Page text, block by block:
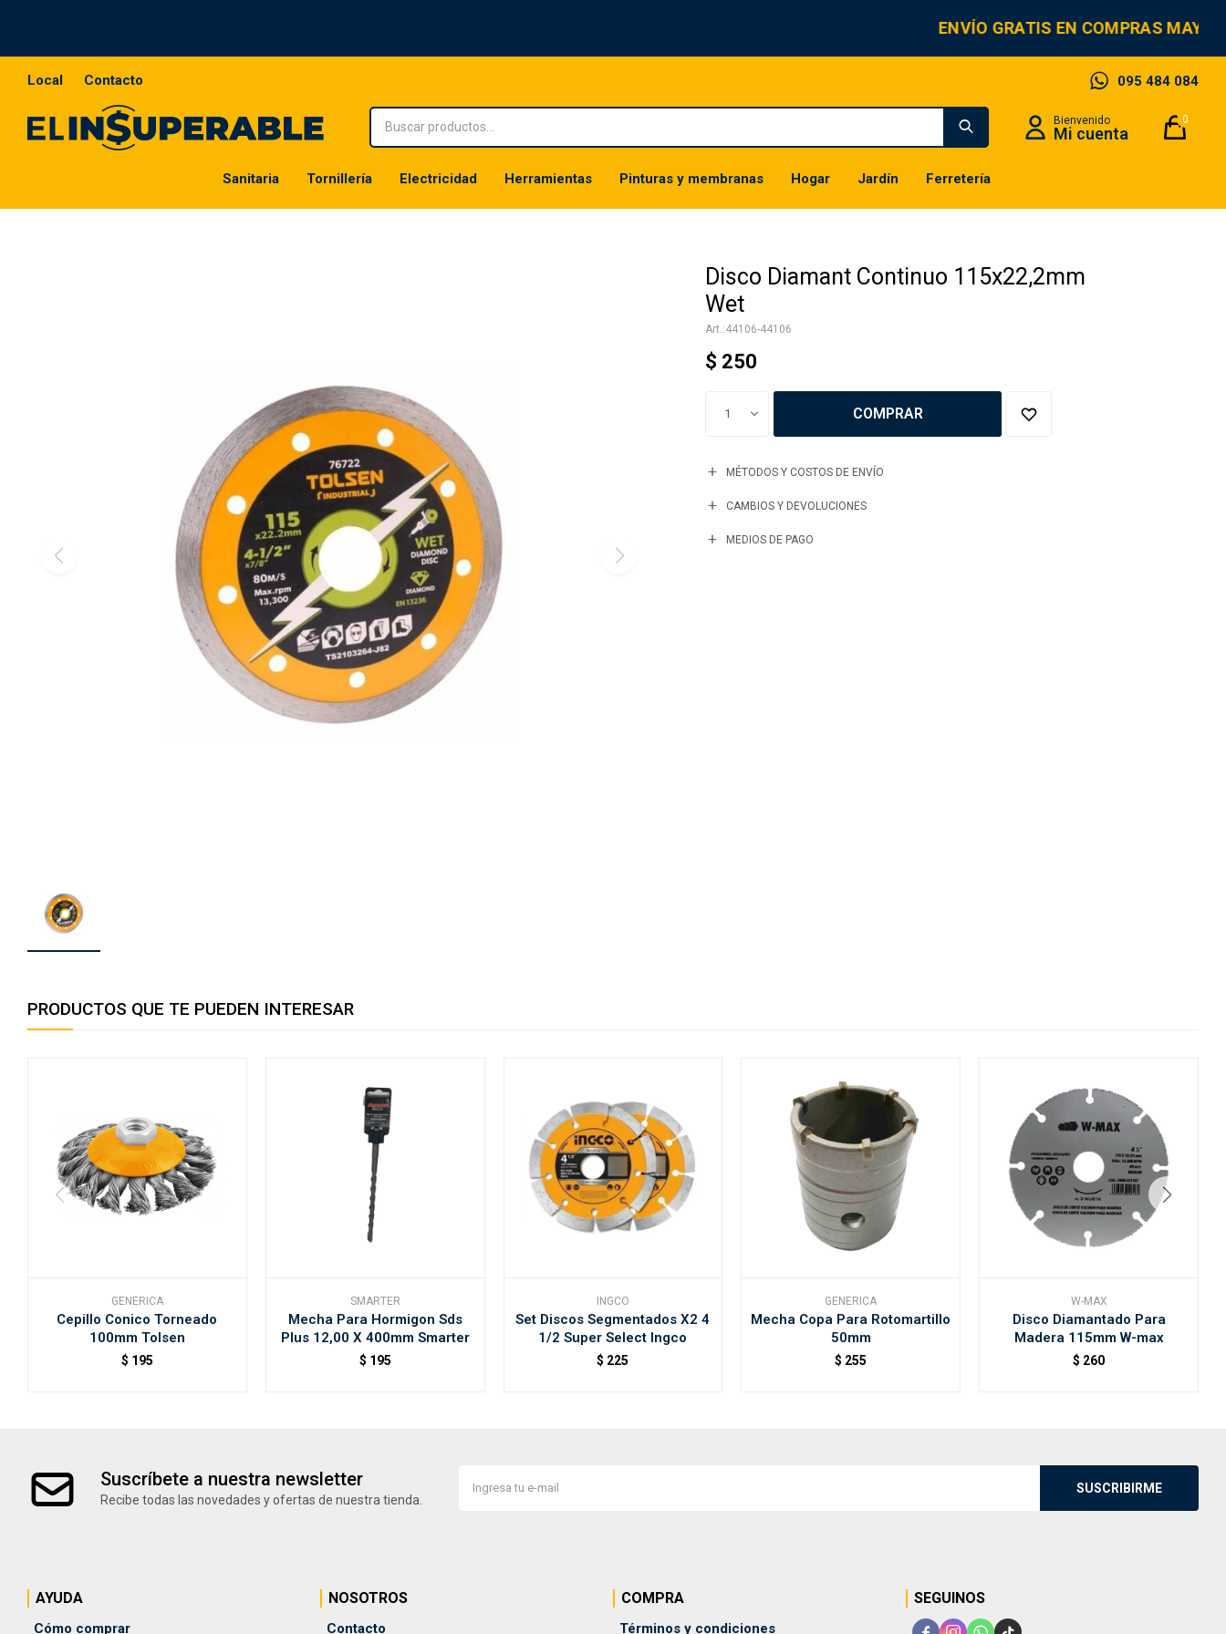
ENVÍO GRATIS EN COMPRAS
Sanitaria Tornillería Electricidad Herramientas Pinturas y membranas Hogar Jardín Ferretería
0
095 484 084
Local Contacto
Disco Diamant Continuo 115x22,2mm
Wet
44106-44106
$ 250
1 COMPRAR
MÉTODOS Y COSTOS DE ENVÍO
CAMBIOS Y DEVOLUCIONES
MEDIOS DE PAGO
PRODUCTOS QUE TE PUEDEN INTERESAR
GENERICA
Cepillo Conico Torneado
100mm Tolsen
$ 195
SMARTER
Mecha Para Hormigon Sds
Plus 12,00 X 400mm Smarter
$ 195
INGCO
Set Discos Segmentados X2 4
1/2 Super Select Ingco
$ 225
GENERICA
Mecha Copa Para Rotomartillo
50mm
$ 255
W-MAX
Disco Diamantado Para
Madera 115mm W-max
$ 260
Suscríbete a nuestra newsletter
Recibe todas las novedades y ofertas de nuestra tienda.
SUSCRIBIRME
AYUDA
Cómo comprar
NOSOTROS
Contacto
COMPRA
Términos y condiciones
SEGUINOS